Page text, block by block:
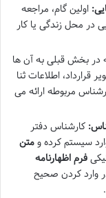
اولین گام، مراجعه
در محل زندگی یا کار
در بخش قبلی به آن ها
قرارداد، اطلاعات ثنا
مربوطه ارائه می
کارشناس دفتر
سیستم کرده ومتن
فرم اظهارنامه
وارد کردن صحیح